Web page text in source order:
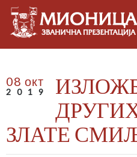
08 окт
2019
ЗЛАТЕ